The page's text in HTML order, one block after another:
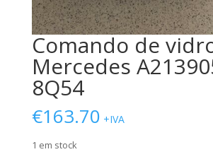
Comando de
Mercedes
8Q54
€163.70 +IVA
1 em stock